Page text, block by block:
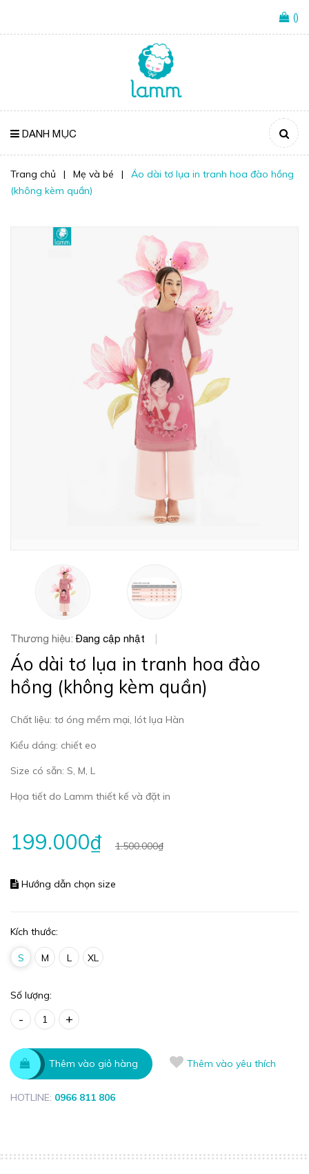
()
DANH MỤC
Trang chủ | Mẹ và bé |
Áo dài tơ lụa in tranh hoa đào hồng
(không kèm quần)
Thương hiệu:Đang cập nhật
Áo dài tơ lụa in tranh hoa đào
hồng (không kèm quần)
Chất liệu: tơ óng mềm mại, lót lụa Hàn
Kiểu dáng: chiết eo
Size có sẵn: S, M, L
Họa tiết do Lamm thiết kế và đặt in
199.000₫ 1.500.000₫
Hướng dẫn chọn size
Kích thước:
S M L XL
Số lượng:
- +
Thêm vào giỏ hàng Thêm vào yêu thích
HOTLINE: 0966 811 806